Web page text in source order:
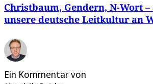
Christbaum, Gendern, N-Wort
unsere deutsche Leitkultur an
Ein Kommentar von